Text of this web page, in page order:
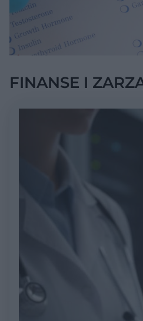
FINANSE I